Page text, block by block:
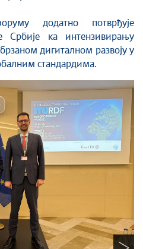
додатно потврђује
Србије ка интензивирању
дигиталном развоју у
стандардима.